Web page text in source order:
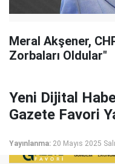
Meral Akşener,
Zorbaları Oldular"
Yeni Dijital
Gazete Favori
Yayınlanma: 20 Mayıs 2025